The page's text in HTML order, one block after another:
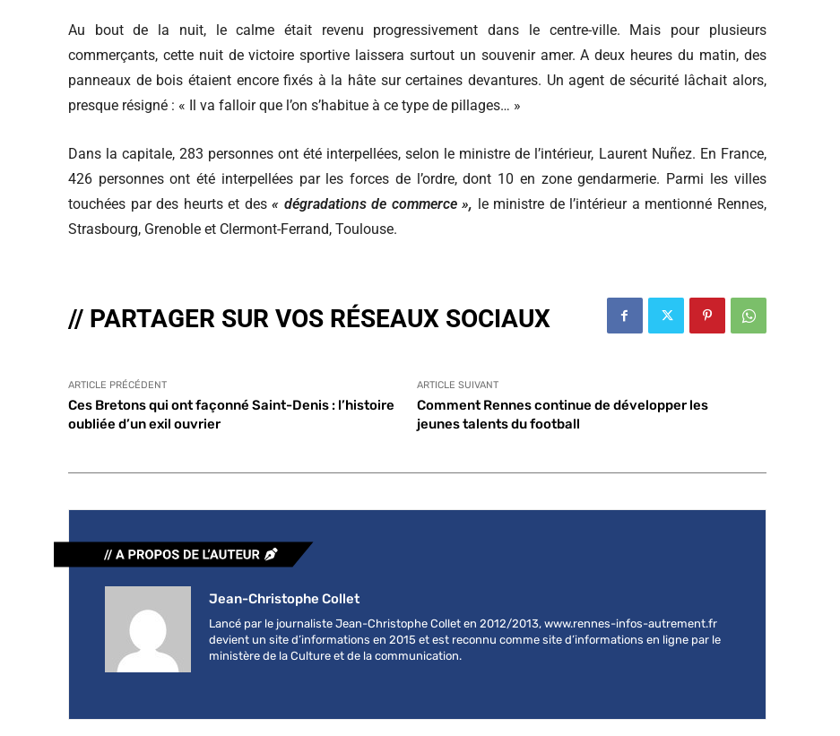
Au bout de la nuit, le calme était revenu progressivement dans le centre-ville. Mais pour plusieurs
commerçants, cette nuit de victoire sportive laissera surtout un souvenir amer. A deux heures du matin, des
panneaux de bois étaient encore fixés à la hâte sur certaines devantures. Un agent de sécurité lâchait alors,
presque résigné : « Il va falloir que l’on s’habitue à ce type de pillages… »
Dans la capitale, 283 personnes ont été interpellées, selon le ministre de l’intérieur, Laurent Nuñez. En France,
426 personnes ont été interpellées par les forces de l’ordre, dont 10 en zone gendarmerie. Parmi les villes
touchées par des heurts et des« dégradations de commerce », le ministre de l’intérieur a mentionné Rennes,
Strasbourg, Grenoble et Clermont-Ferrand, Toulouse.
// PARTAGER SUR VOS RÉSEAUX SOCIAUX
ARTICLE PRÉCÉDENT
Ces Bretons qui ont façonné Saint-Denis : l’histoire
oubliée d’un exil ouvrier
ARTICLE SUIVANT
Comment Rennes continue de développer les
jeunes talents du football
Jean-Christophe Collet
Lancé par le journaliste Jean-Christophe Collet en 2012/2013, www.rennes-infos-autrement.fr
devient un site d’informations en 2015 et est reconnu comme site d’informations en ligne par le
ministère de la Culture et de la communication.